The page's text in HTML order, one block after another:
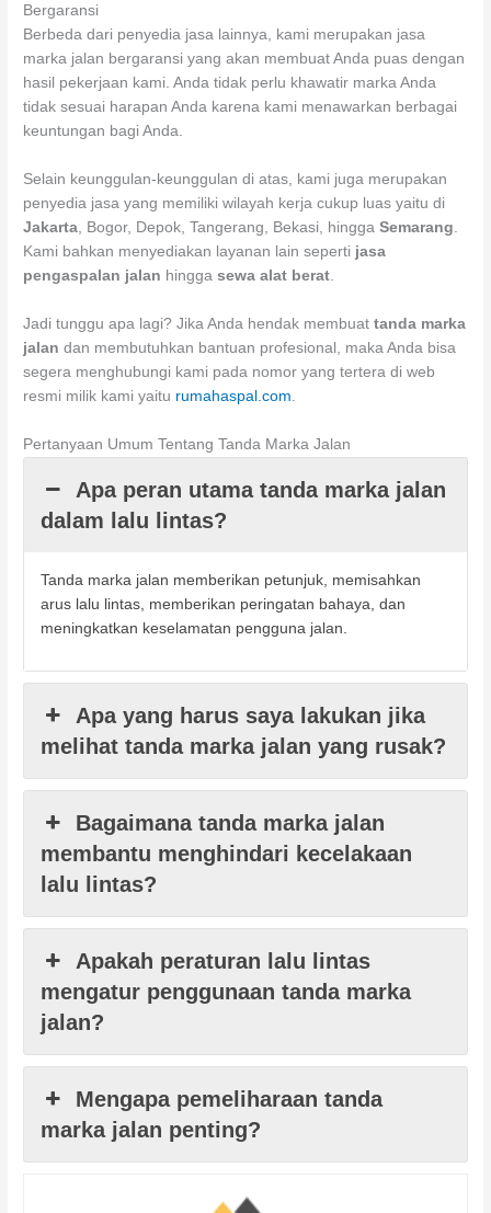
Bergaransi
Berbeda dari penyedia jasa lainnya, kami merupakan jasa
marka jalan bergaransi yang akan membuat Anda puas dengan
hasil pekerjaan kami. Anda tidak perlu khawatir marka Anda
tidak sesuai harapan Anda karena kami menawarkan berbagai
keuntungan bagi Anda.
Selain keunggulan-keunggulan di atas, kami juga merupakan
penyedia jasa yang memiliki wilayah kerja cukup luas yaitu di
Jakarta , Bogor, Depok, Tangerang, Bekasi, hinggaSemarang
Kami bahkan menyediakan layanan lain seperti jasa
pengaspalan jalan hinggasewa alat berat
Jadi tunggu apa lagi? Jika Anda hendak membuattanda marka
jalan dan membutuhkan bantuan profesional, maka Anda bisa
segera menghubungi kami pada nomor yang tertera di web
resmi milik kami yaitu rumahaspal.com
Pertanyaan Umum Tentang Tanda Marka Jalan
Apa peran utama tanda marka jalan
dalam lalu lintas?
Tanda marka jalan memberikan petunjuk, memisahkan
arus lalu lintas, memberikan peringatan bahaya, dan
meningkatkan keselamatan pengguna jalan.
Apa yang harus saya lakukan jika
melihat tanda marka jalan yang rusak?
Bagaimana tanda marka jalan
membantu menghindari kecelakaan
lalu lintas?
Apakah peraturan lalu lintas
mengatur penggunaan tanda marka
jalan?
Mengapa pemeliharaan tanda
marka jalan penting?